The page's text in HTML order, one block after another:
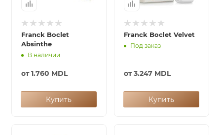
Franck Boclet
Absinthe
В наличии
от1.760 MDL
Купить
Franck Boclet Velvet
Под заказ
от3.247 MDL
Купить